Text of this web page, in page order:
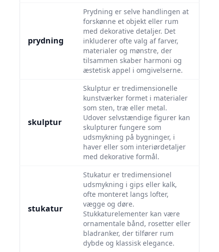
prydning
Prydning er selve handlingen at
forskønne et objekt eller rum
med dekorative detaljer. Det
inkluderer ofte valg af farver,
materialer og mønstre, der
tilsammen skaber harmoni og
æstetisk appel i omgivelserne.
skulptur
Skulptur er tredimensionelle
kunstværker formet i materialer
som sten, træ eller metal.
Udover selvstændige figurer kan
skulpturer fungere som
udsmykning på bygninger, i
haver eller som interiørdetaljer
med dekorative formål.
stukatur
Stukatur er tredimensionel
udsmykning i gips eller kalk,
ofte monteret langs lofter,
vægge og døre.
Stukkaturelementer kan være
ornamentale bånd, rosetter eller
bladranker, der tilfører rum
dybde og klassisk elegance.